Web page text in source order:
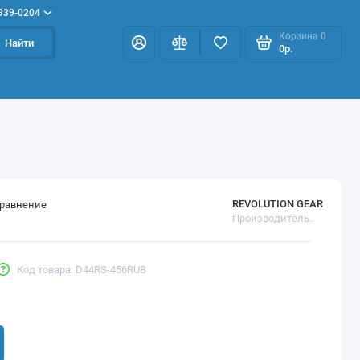
0204
Найти
Корзина 0
0р.
Код товара: D44RS-456RUB
REVOLUTION GEAR
Производитель..